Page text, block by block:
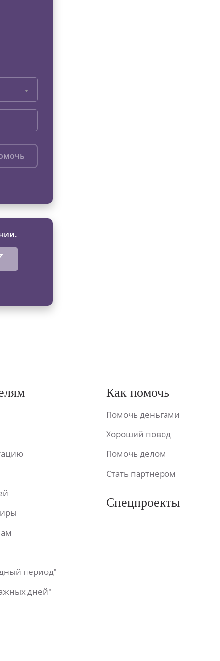
период"
дней"
Как помочь
Помочь деньгами
Хороший повод
Помочь делом
Стать партнером
Спецпроекты